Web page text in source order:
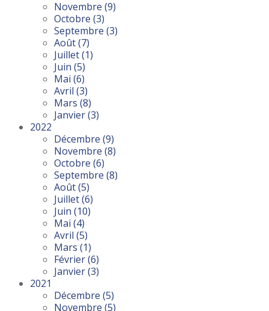
Novembre (9)
Octobre (3)
Septembre (3)
Août(7)
Juillet(1)
Juin (5)
Mai (6)
Avril (3)
Mars (8)
Janvier(3)
2022
Décembre (9)
Novembre (8)
Octobre (6)
Septembre (8)
Août(5)
Juillet(6)
Juin (10)
Mai (4)
Avril (5)
Mars (1)
Février(6)
Janvier(3)
2021
Décembre (5)
Novembre (5)